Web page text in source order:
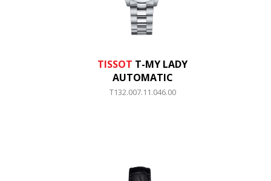
TISSOT T-MY LADY
AUTOMATIC
T132.007.11.046.00